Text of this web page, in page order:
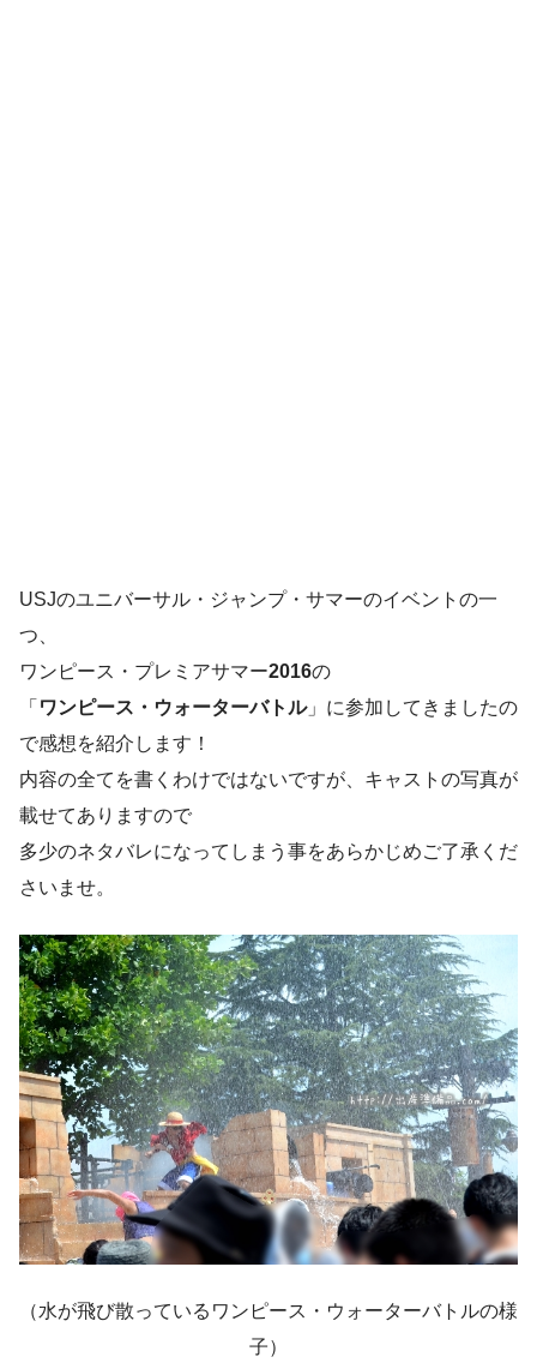
USJのユニバーサル・ジャンプ・サマーのイベントの一
つ、
ワンピース・プレミアサマー2016の
「 ワンピース・ウォーターバトル」に参加してきましたの
で感想を紹介します！
内容の全てを書くわけではないですが、キャストの写真が
載せてありますので
多少のネタバレになってしまう事をあらかじめご了承くだ
さいませ。
（水が飛び散っているワンピース・ウォーターバトルの様
子）